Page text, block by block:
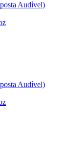
Audível)
Audível)